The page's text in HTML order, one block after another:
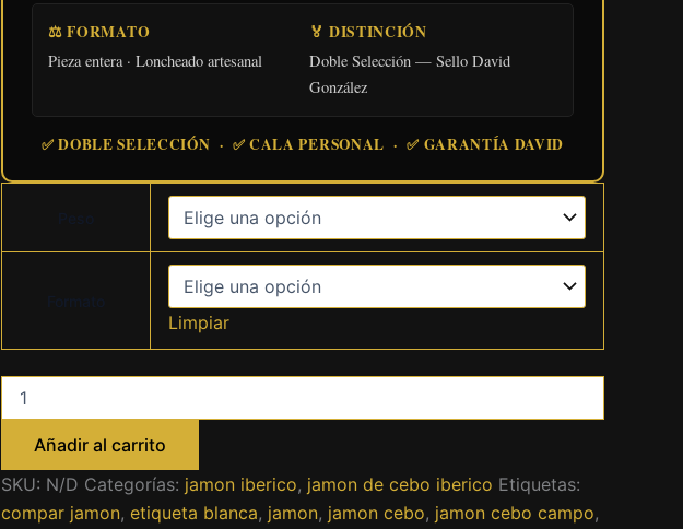
⚖️ FORMATO
Pieza entera · Loncheado artesanal
🏅 DISTINCIÓN
Doble Selección — Sello David
González
✅ DOBLE SELECCIÓN · ✅ CALA PERSONAL · ✅ GARANTÍA DAVID
Limpiar
ibérico
cebo
selección
bodega
cantidad
Añadir al carrito
SKU: N/D Categorías: jamon iberico, jamon de cebo iberico Etiquetas:
compar jamon, etiqueta blanca, jamon, jamon cebo, jamon cebo campo,